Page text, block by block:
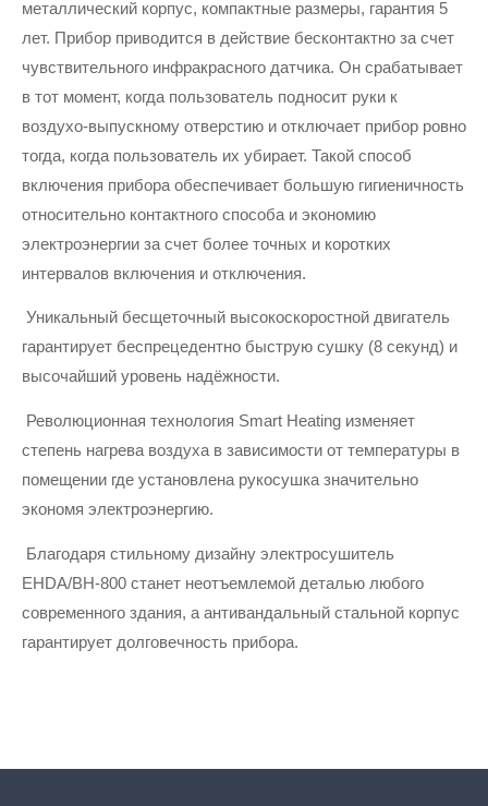
металлический корпус, компактные размеры, гарантия 5
лет. Прибор приводится в действие бесконтактно за счет
чувствительного инфракрасного датчика. Он срабатывает
в тот момент, когда пользователь подносит руки к
воздухо-выпускному отверстию и отключает прибор ровно
тогда, когда пользователь их убирает. Такой способ
включения прибора обеспечивает большую гигиеничность
относительно контактного способа и экономию
электроэнергии за счет более точных и коротких
интервалов включения и отключения.
Уникальный бесщеточный высокоскоростной двигатель
гарантирует беспрецедентно быструю сушку (8 секунд) и
высочайший уровень надёжности.
Революционная технология Smart Heating изменяет
степень нагрева воздуха в зависимости от температуры в
помещении где установлена рукосушка значительно
экономя электроэнергию.
Благодаря стильному дизайну электросушитель
EHDA/BH-800 станет неотъемлемой деталью любого
современного здания, а антивандальный стальной корпус
гарантирует долговечность прибора.